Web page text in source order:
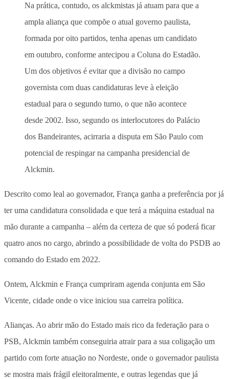
Na prática, contudo, os alckmistas já atuam para que a
ampla aliança que compõe o atual governo paulista,
formada por oito partidos, tenha apenas um candidato
em outubro, conforme antecipou a Coluna do Estadão.
Um dos objetivos é evitar que a divisão no campo
governista com duas candidaturas leve à eleição
estadual para o segundo turno, o que não acontece
desde 2002. Isso, segundo os interlocutores do Palácio
dos Bandeirantes, acirraria a disputa em São Paulo com
potencial de respingar na campanha presidencial de
Alckmin.
Descrito como leal ao governador, França ganha a preferência por já
ter uma candidatura consolidada e que terá a máquina estadual na
mão durante a campanha – além da certeza de que só poderá ficar
quatro anos no cargo, abrindo a possibilidade de volta do PSDB ao
comando do Estado em 2022.
Ontem, Alckmin e França cumpriram agenda conjunta em São
Vicente, cidade onde o vice iniciou sua carreira política.
Alianças. Ao abrir mão do Estado mais rico da federação para o
PSB, Alckmin também conseguiria atrair para a sua coligação um
partido com forte atuação no Nordeste, onde o governador paulista
se mostra mais frágil eleitoralmente, e outras legendas que já